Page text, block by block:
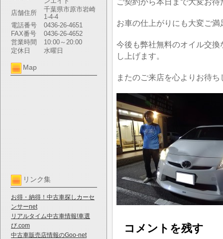
店舗住所
千葉県市原市岩崎
1-4-4
電話番号
0436-26-4651
FAX番号
0436-26-4652
営業時間
10:00～20:00
定休日
水曜日
Map
リンク集
お得・納得！中古車探しカーセ
ンサーnet
リアルタイム中古車情報!車選
び.com
中古車販売店情報のGoo-net
お車の仕上がりにも大変ご
今後も弊社無料のオイル交
し上げます。
またのご来店を心よりお待
コメントを残す